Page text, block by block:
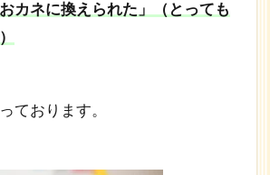
カネに換えられた」（とっても
ております。